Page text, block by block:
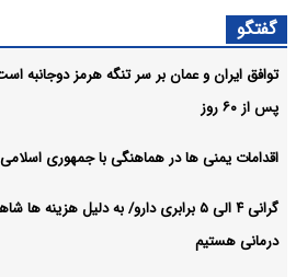
سیاسی:
عملکرد باشد
سیاسی: مرکز پژوهش‌های مجلس برای حمایت از
دارد؟
گفتگو
توافق ایران و عمان بر سر تنگه هرمز دوجانبه
پس از ۶۰ روز
اقدامات یمنی ها در هماهنگی با جمهوری
گرانی ۴ الی ۵ برابری دارو/ به دلیل
درمانی هستیم